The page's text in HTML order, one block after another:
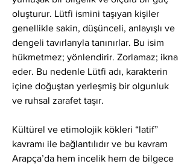
oluşturur. Lütfi ismini taşıyan kişiler
genellikle sakin, düşünceli, anlayışlı ve
dengeli tavırlarıyla tanınırlar. Bu isim
hükmetmez; yönlendirir. Zorlamaz; ikna
eder. Bu nedenle Lütfi adı, karakterin
içine doğuştan yerleşmiş bir olgunluk
ve ruhsal zarafet taşır.
Kültürel ve etimolojik kökleri “latif”
kavramı ile bağlantılıdır ve bu kavram
Arapça’da hem incelik hem de bilgece